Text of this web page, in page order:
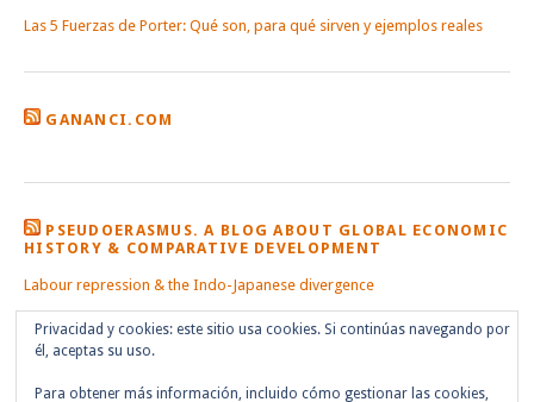
Las 5 Fuerzas de Porter: Qué son, para qué sirven y ejemplos reales
GANANCI.COM
PSEUDOERASMUS. A BLOG ABOUT GLOBAL ECONOMIC
HISTORY & COMPARATIVE DEVELOPMENT
Labour repression & the Indo-Japanese divergence
Privacidad y cookies: este sitio usa cookies. Si continúas navegando por
él, aceptas su uso.
Para obtener más información, incluido cómo gestionar las cookies,